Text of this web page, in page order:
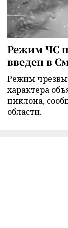
Режим ЧС
введен в
Режим
характера
циклона,
области.